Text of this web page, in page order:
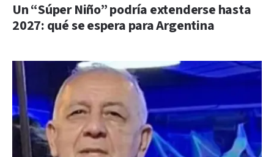
Un “Súper Niño” podría extenderse hasta
2027: qué se espera para Argentina